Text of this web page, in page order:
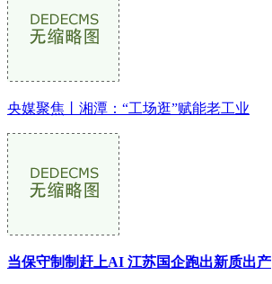
央媒聚焦丨湘潭：“工场逛”赋能老工业
当保守制制赶上AI 江苏国企跑出新质出产